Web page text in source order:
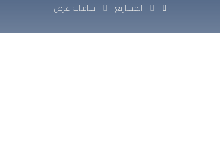
المشاريع شاشات عرض